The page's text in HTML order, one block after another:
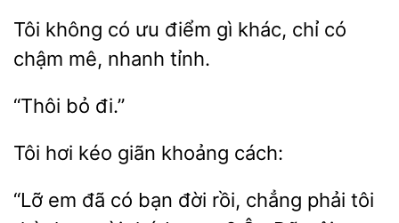
Tôi không có ưu gì khác,
có
chậm mê, nhanh
kéo giãn cách:
“Lỡ
đã có bạn đời rồi, chẳng phải tôi